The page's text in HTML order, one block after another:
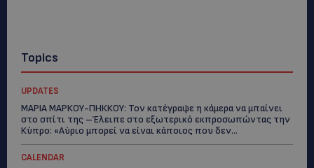
Topics
UPDATES
ΜΑΡΙΑ ΜΑΡΚΟΥ-ΠΗΚΚΟΥ: Τον κατέγραψε η κάμερα να μπαίνει
στο σπίτι της –Έλειπε στο εξωτερικό εκπροσωπώντας την
Κύπρο: «Αύριο μπορεί να είναι κάποιος που δεν...
CALENDAR